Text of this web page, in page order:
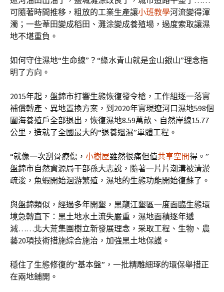
可隨著時間推移，粗放的工業生產讓小班教學河流變得渾
濁；一些葦田變成稻田、灘涂變成養殖場，過度索取讓濕
地不堪重負。
如何守住濕地“生命線”？“綠水青山就是金山銀山”理念指
明了方向。
2015年起，盤錦市打響生態恢復發令槍，工作組逐一落實
補償轉產、異地置換方案，到2020年實現遼河口濕地598個
圍海養殖戶全部退出，恢復濕地8.59萬畝、自然岸線15.77
公里，造就了全國最大的“退養還濕”單體工程。
“就像一次刮骨療傷， 小樹屋雖然很痛但值共享空間得。”
盤錦市自然資源局干部孫大志說，隨著一片片潮溝被清淤
疏浚，魚蝦開始洄游繁殖，濕地的生態功能開始復蘇了。
與盤錦類似，經過多年開墾，黑龍江墾區一度面臨生態環
境急轉直下：黑土地水土流失嚴重，濕地面積逐年遞
減……北大荒集團樹立新發展理念，采取工程、生物、農
藝20項技術措施綜合施治，加強黑土地保護。
穩住了生態修復的“基本盤”，一批精雕細琢的環保舉措正
在兩地鋪開。